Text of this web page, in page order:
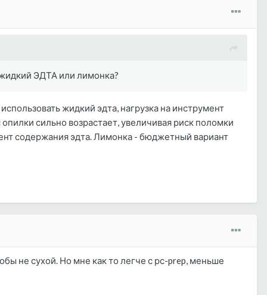
ЭДТА или лимонка?
жидкий эдта, нагрузка на инструмент
сильно возрастает, увеличивая риск поломки
содержания эдта. Лимонка - бюджетный вариант
не сухой. Но мне как то легче с рс-prep, меньше